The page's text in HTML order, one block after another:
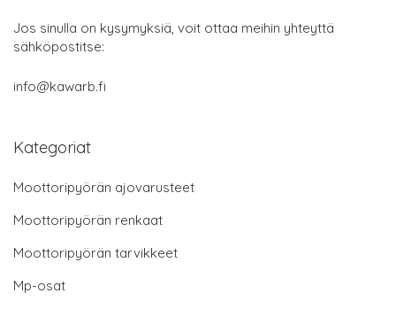
Jos sinulla on kysymyksiä, voit ottaa meihin yhteyttä
sähköpostitse:
info@kawarb.fi
Kategoriat
Moottoripyörän ajovarusteet
Moottoripyörän renkaat
Moottoripyörän tarvikkeet
Mp-osat